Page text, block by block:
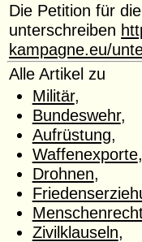
Die Petition für
unterschreiben
kampagne.eu/
Alle Artikel zu
Militär,
Bundeswehr,
Aufrüstung
Waffenexporte,
Drohnen
Zivilklauseln